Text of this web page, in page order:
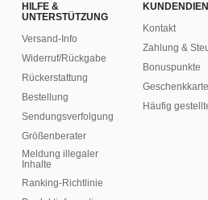
HILFE &
UNTERSTÜTZUNG
Versand-Info
Widerruf/Rückgabe
Rückerstattung
Bestellung
Sendungsverfolgung
Größenberater
Meldung illegaler
Inhalte
Ranking-Richtlinie
Kontakt
Zahlung &
Bonuspunkte
Geschenkkarte
Häufig